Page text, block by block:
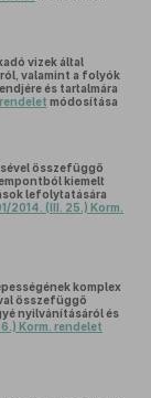
vizek által
valamint a folyók
és tartalmára
módosítása
összefüggő
kiemelt
lefolytatására
2014. (III. 25.) Korm.
komplex
összefüggő
nyilvánításáról és
Korm. rendelet